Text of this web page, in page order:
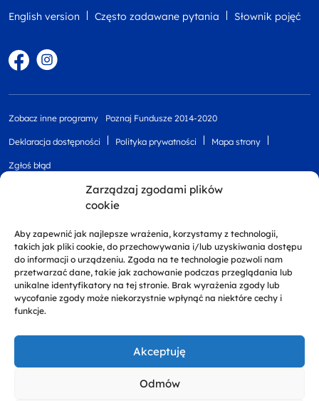
Zarządzaj zgodami plików
cookie
Aby zapewnić jak najlepsze wrażenia, korzystamy z technologii,
takich jak pliki cookie, do przechowywania i/lub uzyskiwania dostępu
do informacji o urządzeniu. Zgoda na te technologie pozwoli nam
przetwarzać dane, takie jak zachowanie podczas przeglądania lub
unikalne identyfikatory na tej stronie. Brak wyrażenia zgody lub
wycofanie zgody może niekorzystnie wpłynąć na niektóre cechy i
funkcje.
Akceptuję
Odmów
English version Często zadawane pytania Słownik pojęć
FacebookInstagram
Zobacz inne programy Poznaj Fundusze 2014-2020
Deklaracja dostępności Polityka prywatności Mapa strony
Zgłoś błąd
Projekt finansowany przez Unię Europejską z
Europejskiego Funduszu Rozwoju Regionalnego w
Województwa Zachodniopomorskiego 2014 - 2020